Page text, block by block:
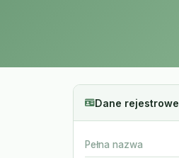
Dane rejestrowe
Pełna nazwa